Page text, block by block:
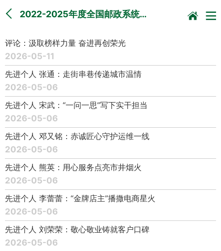
2022-2025年度全国邮政系统…
评论：汲取榜样力量 奋进再创荣光
2026-05-11
先进个人 张通：走街串巷传递城市温情
2026-05-06
先进个人 宋武：“一问一思”写下实干担当
2026-05-06
先进个人 邓又铭：赤诚匠心守护运维一线
2026-05-06
先进个人 熊英：用心服务点亮市井烟火
2026-05-06
先进个人 李蕾蕾：“金牌店主”播撒电商星火
2026-05-06
先进个人 刘荣荣：敬心敬业铸就客户口碑
2026-05-06